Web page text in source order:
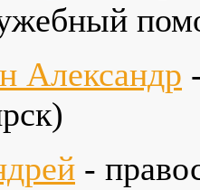
Александр
-